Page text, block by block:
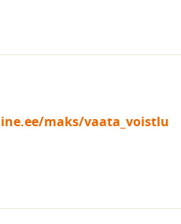
maks/vaata_voistlu